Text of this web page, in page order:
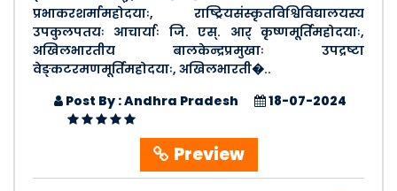
प्रभाकरशर्मामहोदयाः, राष्ट्रियसंस्कृतविश्विविद्यालयस्य
उपकुलपतयः आचार्याः जि. एस्. आर् कृष्णमूर्तिमहोदयाः,
अखिलभारतीय बालकेन्द्रप्रमुखाः उपद्रष्टा
वेङ्कटरमणमूर्तिमहोदयाः, अखिलभारती�..
Post By : Andhra Pradesh
18-07-2024
Preview